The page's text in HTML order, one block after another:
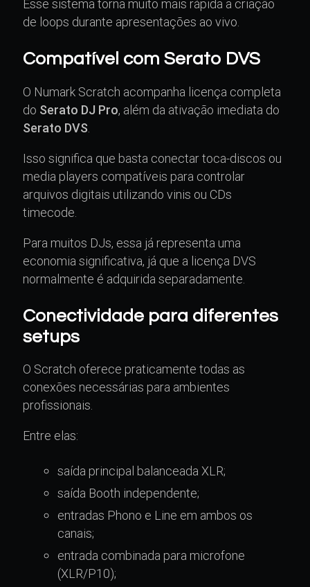
Esse sistema torna muito mais rápida a criação
de loops durante apresentações ao vivo.
Compatível com Serato DVS
O Numark Scratch acompanha licença completa
do Serato DJ Pro, além da ativação imediata do
Serato DVS.
Isso significa que basta conectar toca-discos ou
media players compatíveis para controlar
arquivos digitais utilizando vinis ou CDs
timecode.
Para muitos DJs, essa já representa uma
economia significativa, já que a licença DVS
normalmente é adquirida separadamente.
Conectividade para diferentes
setups
O Scratch oferece praticamente todas as
conexões necessárias para ambientes
profissionais.
Entre elas:
saída principal balanceada XLR;
saída Booth independente;
entradas Phono e Line em ambos os
canais;
entrada combinada para microfone
(XLR/P10);